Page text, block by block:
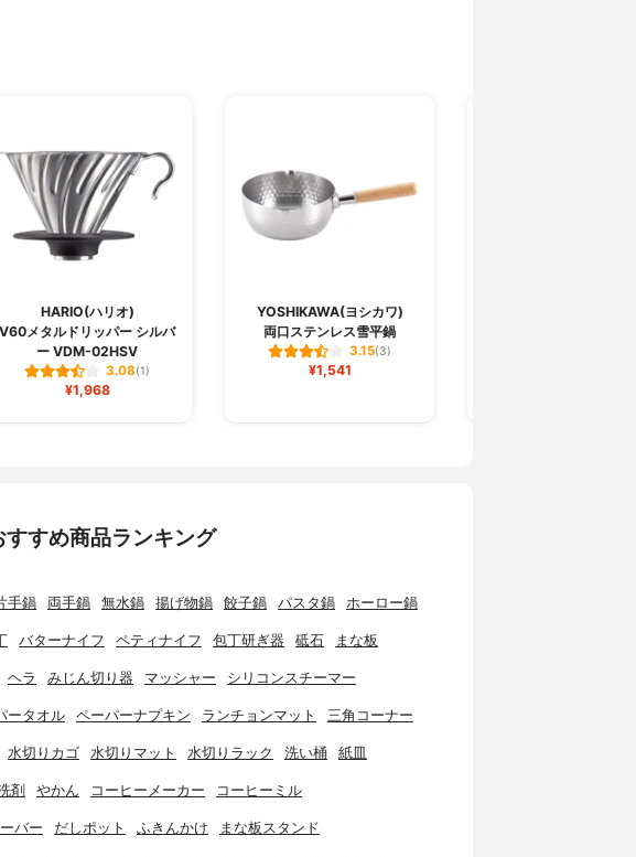
HARIO(ハリオ)
V60メタルドリッパー シルバ
ー VDM-02HSV
3.08(1)
¥1,968
YOSHIKAWA(ヨシカワ)
両口ステンレス雪平鍋
3.15(3)
¥1,541
すめ商品ランキング
手鍋 両手鍋 無水鍋 揚げ物鍋 餃子鍋 パスタ鍋 ホーロー鍋
バターナイフ ペティナイフ 包丁研ぎ器 砥石 まな板
ヘラ みじん切り器 マッシャー シリコンスチーマー
ータオル ペーパーナプキン ランチョンマット 三角コーナー
水切りカゴ 水切りマット 水切りラック 洗い桶 紙皿
剤 やかん コーヒーメーカー コーヒーミル
バー だしポット ふきんかけ まな板スタンド